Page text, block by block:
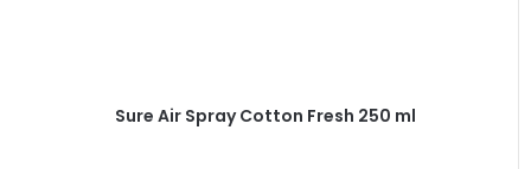
Sure Air Spray Cotton Fresh 250 ml